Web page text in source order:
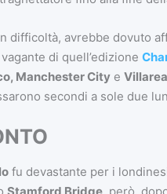
difficoltà, avrebbe dovuto
di quell’edizione
Manchester Citye
secondi a sole due
fu devastante per i